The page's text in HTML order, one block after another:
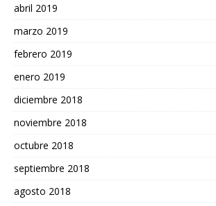
abril 2019
marzo 2019
febrero 2019
enero 2019
diciembre 2018
noviembre 2018
octubre 2018
septiembre 2018
agosto 2018